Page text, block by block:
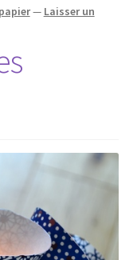
— Laisser un